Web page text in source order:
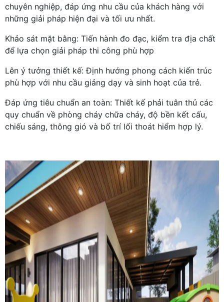
chuyên nghiệp, đáp ứng nhu cầu của khách hàng với
những giải pháp hiện đại và tối ưu nhất.
Khảo sát mặt bằng: Tiến hành đo đạc, kiểm tra địa chất
để lựa chọn giải pháp thi công phù hợp
Lên ý tưởng thiết kế: Định hướng phong cách kiến trúc
phù hợp với nhu cầu giảng dạy và sinh hoạt của trẻ.
Đáp ứng tiêu chuẩn an toàn: Thiết kế phải tuân thủ các
quy chuẩn về phòng cháy chữa cháy, độ bền kết cấu,
chiếu sáng, thông gió và bố trí lối thoát hiểm hợp lý.